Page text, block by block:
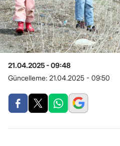
21.04.2025 - 09:48
Güncelleme: 21.04.2025 - 09:50